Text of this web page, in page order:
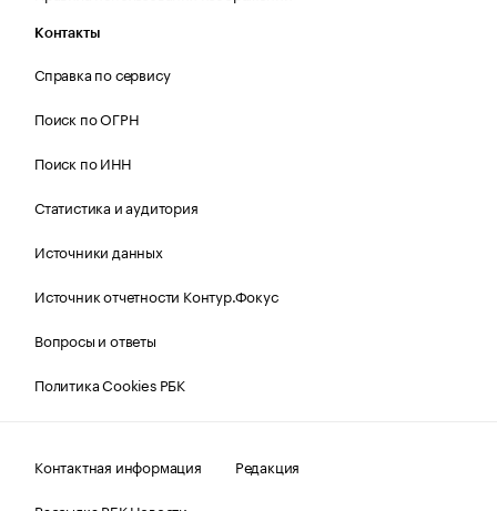
Контакты
Справка по сервису
Поиск по ОГРН
Поиск по ИНН
Статистика и аудитория
Источники данных
Источник отчетности Контур.Фокус
Вопросы и ответы
Политика Cookies РБК
Контактная информация
Редакция